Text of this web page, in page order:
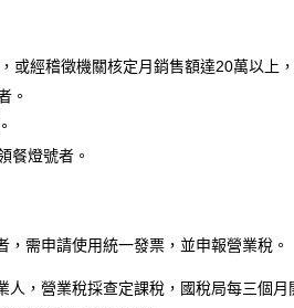
或經稽徵機關核定月銷售額達20萬以上
。
餐燈號者。
，需申請使用統一發票，並申報營業稅。
人，營業稅採查定課稅，國稅局每三個